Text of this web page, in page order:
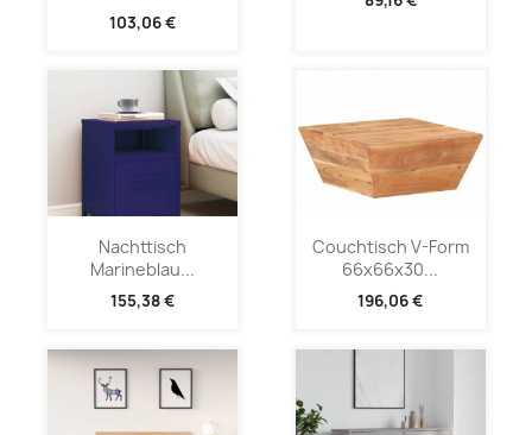
103,06 €
Nachttisch
Marineblau...
155,38 €
Couchtisch V-Form
66x66x30...
196,06 €